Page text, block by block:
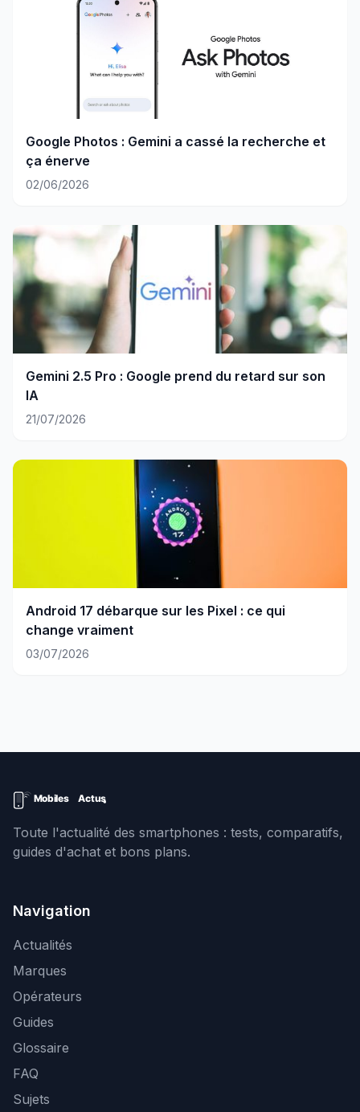
Google Photos : Gemini a cassé la recherche et
ça énerve
02/06/2026
Gemini 2.5 Pro : Google prend du retard sur son
IA
21/07/2026
Android 17 débarque sur les Pixel : ce qui
change vraiment
03/07/2026
Toute l'actualité des smartphones : tests, comparatifs,
guides d'achat et bons plans.
Navigation
Actualités
Marques
Opérateurs
Guides
Glossaire
FAQ
Sujets